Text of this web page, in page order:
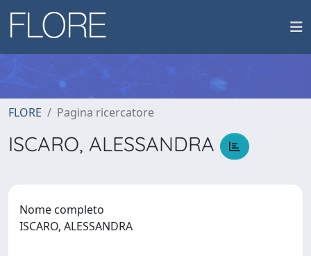
FLORE Pagina ricercatore
ISCARO, ALESSANDRA
Nome completo
ISCARO, ALESSANDRA